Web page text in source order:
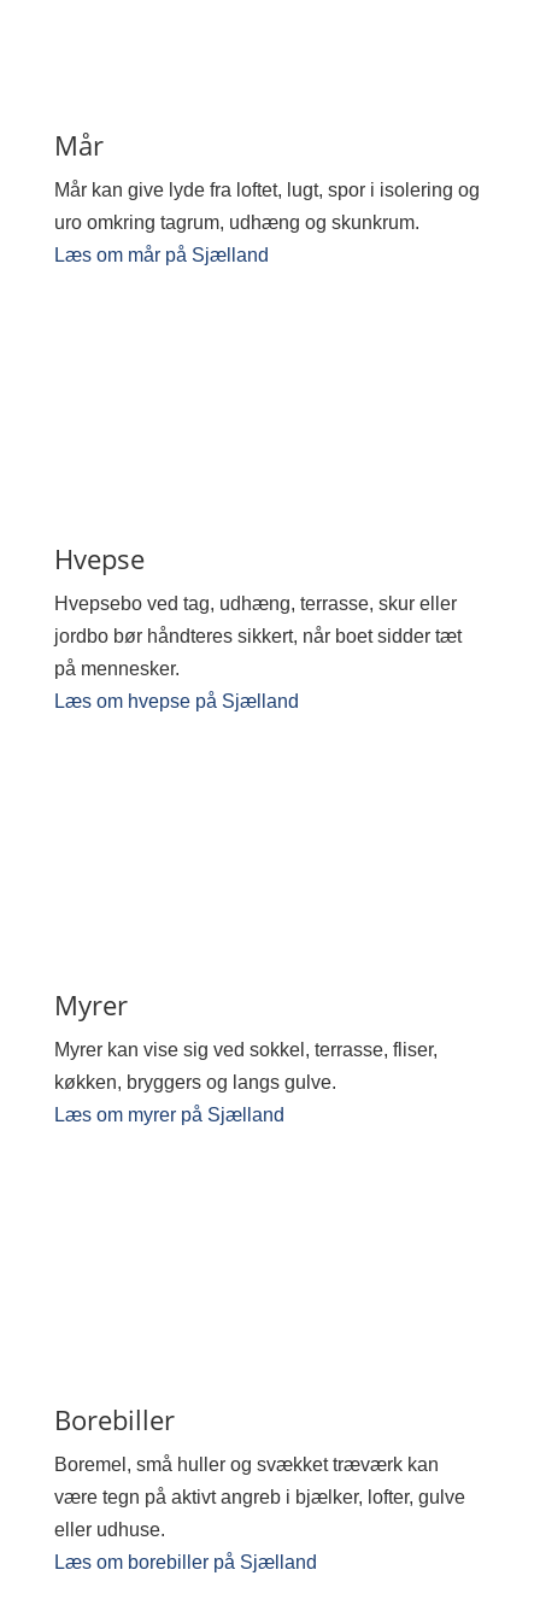
Mår
Mår kan give lyde fra loftet, lugt, spor i isolering og
uro omkring tagrum, udhæng og skunkrum.
Læs om mår på Sjælland
Hvepse
Hvepsebo ved tag, udhæng, terrasse, skur eller
jordbo bør håndteres sikkert, når boet sidder tæt
på mennesker.
Læs om hvepse på Sjælland
Myrer
Myrer kan vise sig ved sokkel, terrasse, fliser,
køkken, bryggers og langs gulve.
Læs om myrer på Sjælland
Borebiller
Boremel, små huller og svækket træværk kan
være tegn på aktivt angreb i bjælker, lofter, gulve
eller udhuse.
Læs om borebiller på Sjælland